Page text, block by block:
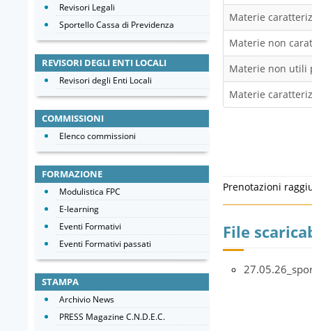
Materie
Materie non
Materie non utili
Materie
Prenotazioni
File
Revisori Legali
Sportello Cassa di Previdenza
REVISORI DEGLI ENTI LOCALI
Revisori degli Enti Locali
COMMISSIONI
Elenco commissioni
FORMAZIONE
Modulistica FPC
E-learning
Eventi Formativi
Eventi Formativi passati
STAMPA
Archivio News
PRESS Magazine C.N.D.E.C.